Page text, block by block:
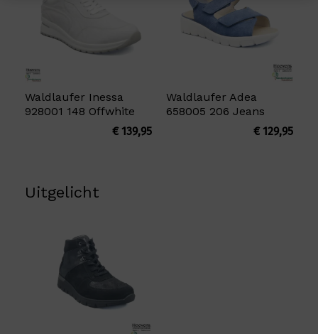
Waldlaufer Inessa
928001 148 Offwhite
€139,95
Waldlaufer Adea
658005 206 Jeans
€129,95
Uitgelicht